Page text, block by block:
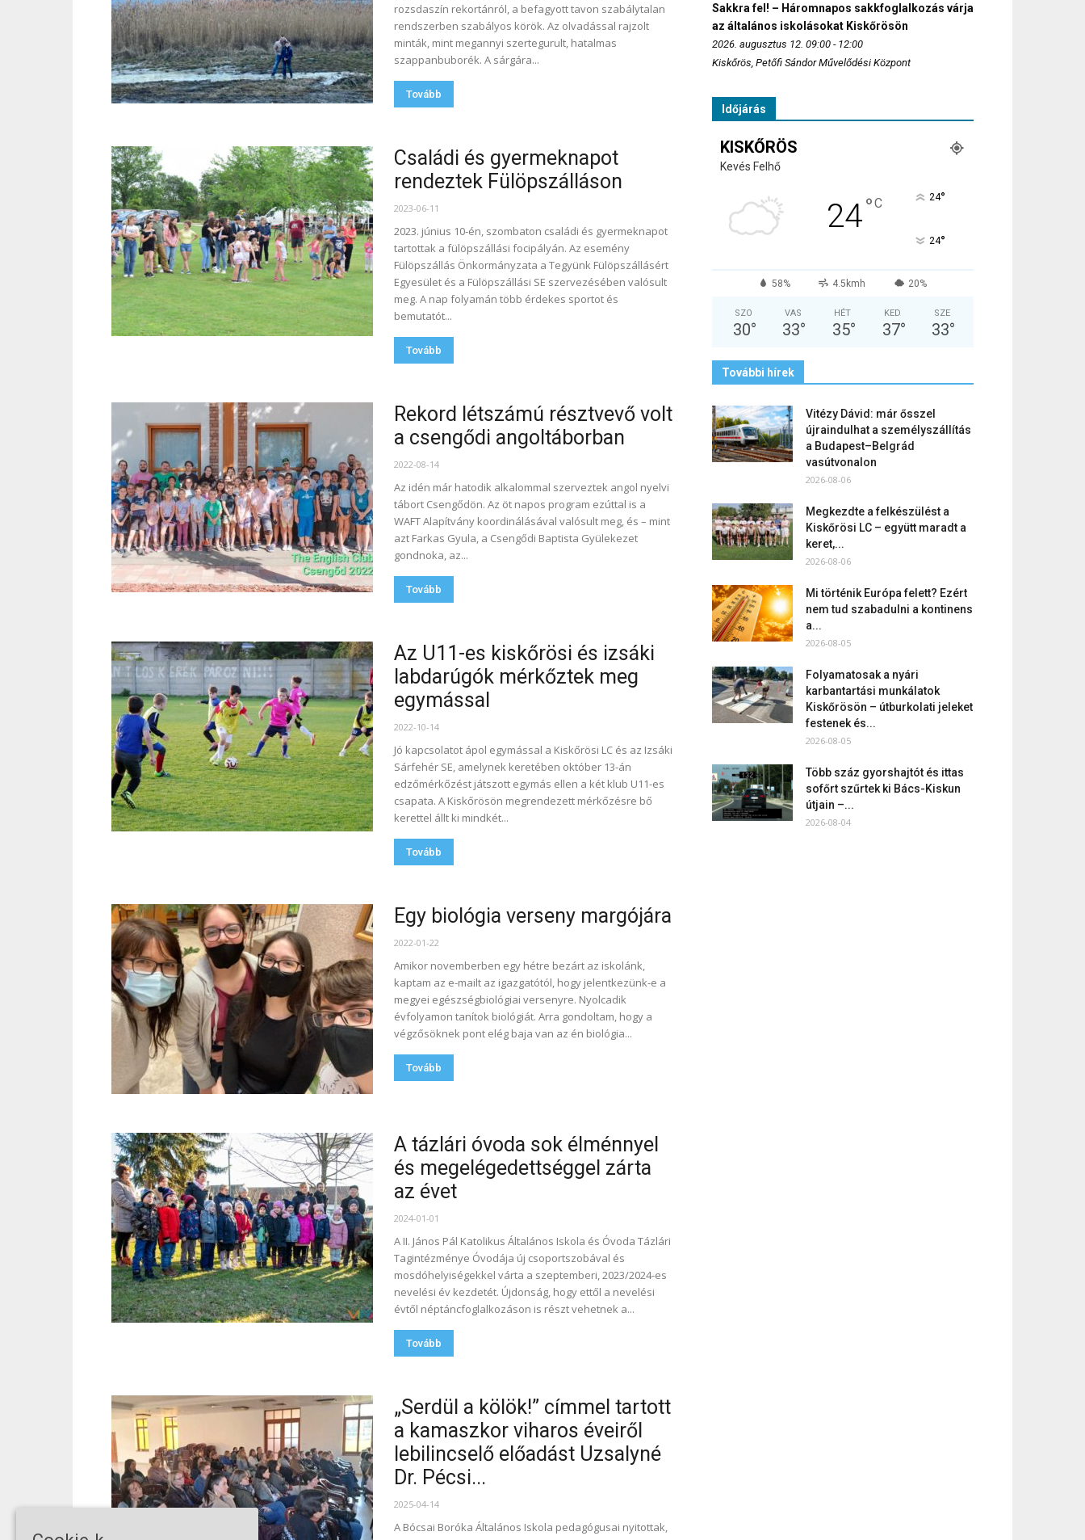
rozsdaszín rekortánról, a befagyott tavon szabálytalan
rendszerben szabályos körök. Az olvadással rajzolt
minták, mint megannyi szertegurult, hatalmas
szappanbuborék. A sárgára...
Tovább
Családi és gyermeknapot
rendeztek Fülöpszálláson
2023-06-11
2023. június 10-én, szombaton családi és gyermeknapot
tartottak a fülöpszállási focipályán. Az esemény
Fülöpszállás Önkormányzata a Tegyünk Fülöpszállásért
Egyesület és a Fülöpszállási SE szervezésében valósult
meg. A nap folyamán több érdekes sportot és
bemutatót...
Tovább
Rekord létszámú résztvevő volt
a csengődi angoltáborban
2022-08-14
Az idén már hatodik alkalommal szerveztek angol nyelvi
tábort Csengődön. Az öt napos program ezúttal is a
WAFT Alapítvány koordinálásával valósult meg, és – mint
azt Farkas Gyula, a Csengődi Baptista Gyülekezet
gondnoka, az...
Tovább
Az U11-es kiskőrösi és izsáki
labdarúgók mérkőztek meg
egymással
2022-10-14
Jó kapcsolatot ápol egymással a Kiskőrösi LC és az Izsáki
Sárfehér SE, amelynek keretében október 13-án
edzőmérkőzést játszott egymás ellen a két klub U11-es
csapata. A Kiskőrösön megrendezett mérkőzésre bő
kerettel állt ki mindkét...
Tovább
Egy biológia verseny margójára
2022-01-22
Amikor novemberben egy hétre bezárt az iskolánk,
kaptam az e-mailt az igazgatótól, hogy jelentkezünk-e a
megyei egészségbiológiai versenyre. Nyolcadik
évfolyamon tanítok biológiát. Arra gondoltam, hogy a
végzősöknek pont elég baja van az én biológia...
Tovább
A tázlári óvoda sok élménnyel
és megelégedettséggel zárta
az évet
2024-01-01
A II. János Pál Katolikus Általános Iskola és Óvoda Tázlári
Tagintézménye Óvodája új csoportszobával és
mosdóhelyiségekkel várta a szeptemberi, 2023/2024-es
nevelési év kezdetét. Újdonság, hogy ettől a nevelési
évtől néptáncfoglalkozáson is részt vehetnek a...
Tovább
„Serdül a kölök!” címmel tartott
a kamaszkor viharos éveiről
lebilincselő előadást Uzsalyné
Dr. Pécsi...
2025-04-14
A Bócsai Boróka Általános Iskola pedagógusai nyitottak,
Sakkra fel! – Háromnapos sakkfoglalkozás várja
az általános iskolásokat Kiskőrösön
2026. augusztus 12. 09:00 - 12:00
Kiskőrös, Petőfi Sándor Művelődési Központ
Időjárás
KISKŐRÖS
Kevés Felhő
24°C 24°
24°
58% 4.5kmh 20%
SZO
30°
VAS
33°
HÉT
35°
KED
37°
SZE
33°
További hírek
Vitézy Dávid: már ősszel
újraindulhat a személyszállítás
a Budapest–Belgrád
vasútvonalon
2026-08-06
Megkezdte a felkészülést a
Kiskőrösi LC – együtt maradt a
keret,...
2026-08-06
Mi történik Európa felett? Ezért
nem tud szabadulni a kontinens
a...
2026-08-05
Folyamatosak a nyári
karbantartási munkálatok
Kiskőrösön – útburkolati jeleket
festenek és...
2026-08-05
Több száz gyorshajtót és ittas
sofőrt szűrtek ki Bács-Kiskun
útjain –...
2026-08-04